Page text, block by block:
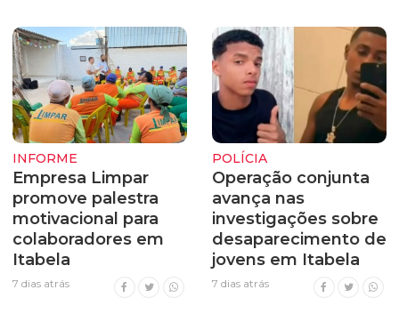
INFORME
Empresa Limpar
promove palestra
motivacional para
colaboradores em
Itabela
7 dias atrás
POLÍCIA
Operação conjunta
avança nas
investigações sobre
desaparecimento de
jovens em Itabela
7 dias atrás